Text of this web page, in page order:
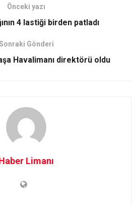
Önceki yazı
4 lastiği birden patladı
Gönderi
Havalimanı direktörü oldu
Limanı